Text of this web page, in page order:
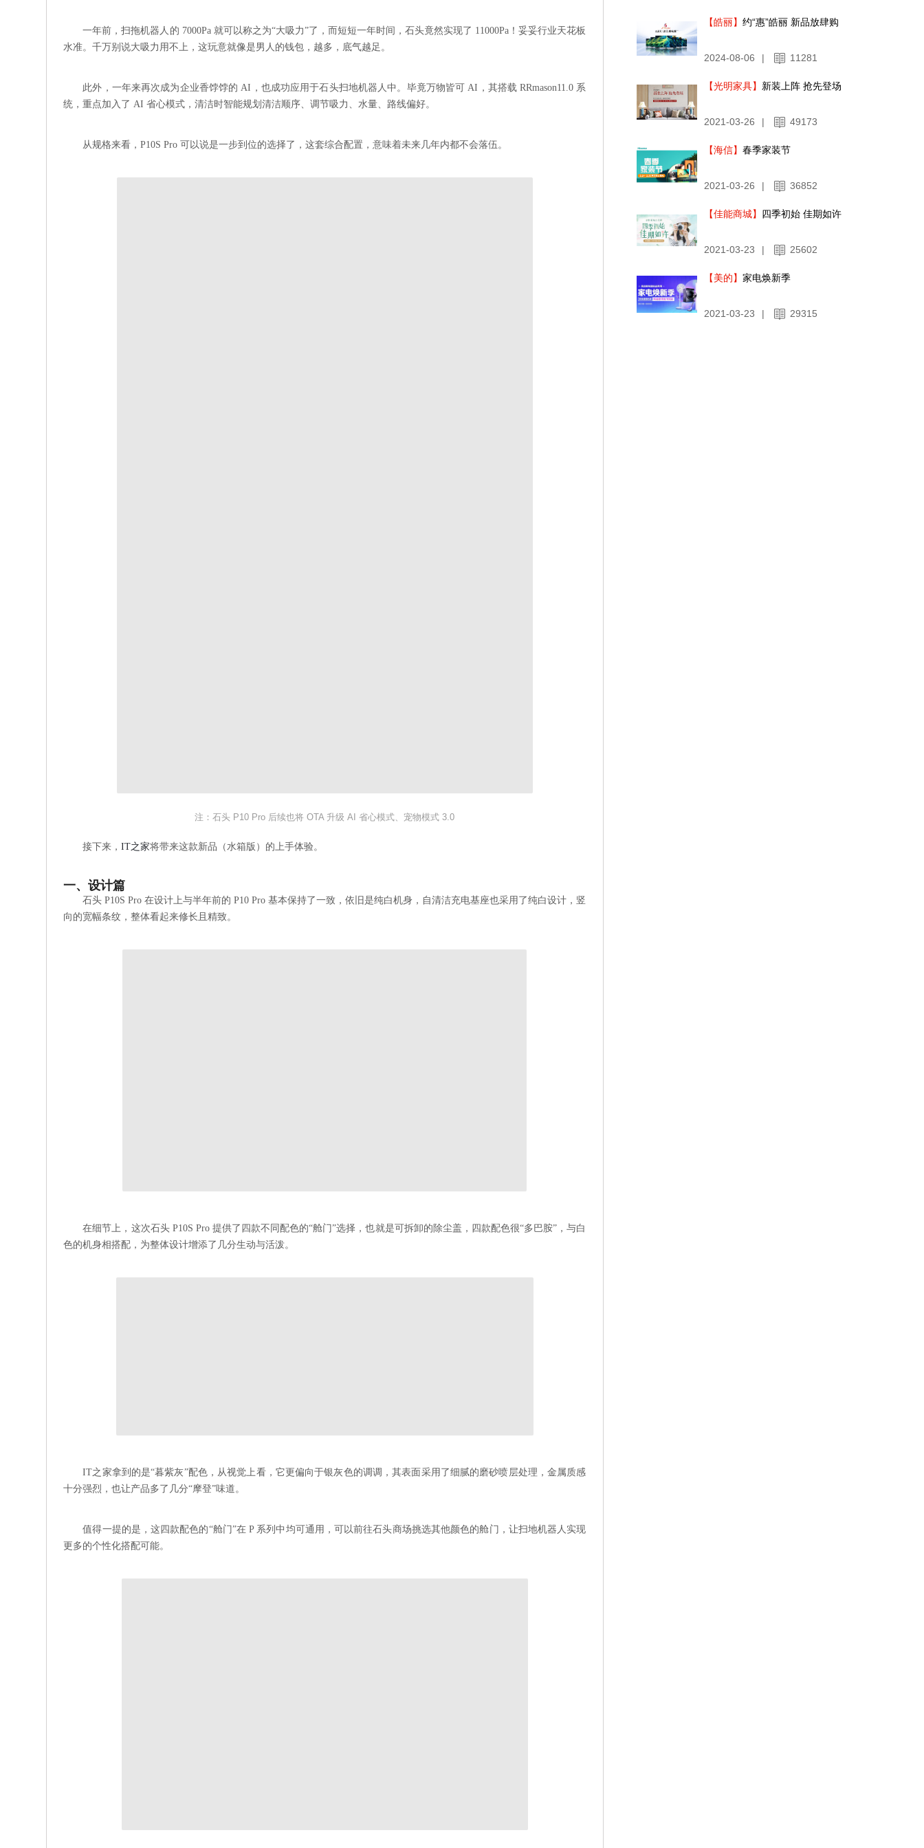
一年前，扫拖机器人的 7000Pa 就可以称之为“大吸力”了，而短短一年时间，石头竟然实现了 11000Pa！妥妥行业天花板
水准。千万别说大吸力用不上，这玩意就像是男人的钱包，越多，底气越足。
此外，一年来再次成为企业香饽饽的 AI，也成功应用于石头扫地机器人中。毕竟万物皆可 AI，其搭载 RRmason11.0 系
统，重点加入了 AI 省心模式，清洁时智能规划清洁顺序、调节吸力、水量、路线偏好。
从规格来看，P10S Pro 可以说是一步到位的选择了，这套综合配置，意味着未来几年内都不会落伍。
注：石头 P10 Pro 后续也将 OTA 升级 AI 省心模式、宠物模式 3.0
接下来，IT之家将带来这款新品（水箱版）的上手体验。
一、设计篇
石头 P10S Pro 在设计上与半年前的 P10 Pro 基本保持了一致，依旧是纯白机身，自清洁充电基座也采用了纯白设计，竖
向的宽幅条纹，整体看起来修长且精致。
在细节上，这次石头 P10S Pro 提供了四款不同配色的“舱门”选择，也就是可拆卸的除尘盖，四款配色很“多巴胺”，与白
色的机身相搭配，为整体设计增添了几分生动与活泼。
IT之家拿到的是“暮紫灰”配色，从视觉上看，它更偏向于银灰色的调调，其表面采用了细腻的磨砂喷层处理，金属质感
十分强烈，也让产品多了几分“摩登”味道。
值得一提的是，这四款配色的“舱门”在 P 系列中均可通用，可以前往石头商场挑选其他颜色的舱门，让扫地机器人实现
更多的个性化搭配可能。
【皓丽】约“惠”皓丽 新品放肆购
2024-08-06 | 11281
【光明家具】 新装上阵 抢先登场
2021-03-26 | 49173
【海信】春季家装节
2021-03-26 | 36852
【佳能商城】 四季初始 佳期如许
2021-03-23 | 25602
【美的】家电焕新季
2021-03-23 | 29315